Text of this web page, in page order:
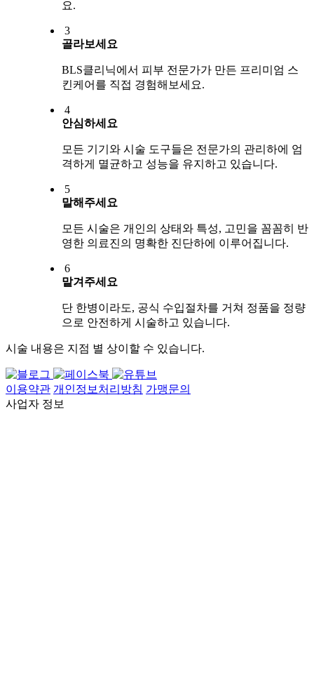
요.
3
골라보세요
BLS클리닉에서 피부 전문가가 만든 프리미엄 스
킨케어를 직접 경험해보세요.
4
안심하세요
모든 기기와 시술 도구들은 전문가의 관리하에 엄
격하게 멸균하고 성능을 유지하고 있습니다.
5
말해주세요
모든 시술은 개인의 상태와 특성, 고민을 꼼꼼히 반
영한 의료진의 명확한 진단하에 이루어집니다.
6
맡겨주세요
단 한병이라도, 공식 수입절차를 거쳐 정품을 정량
으로 안전하게 시술하고 있습니다.
시술 내용은 지점 별 상이할 수 있습니다.
이용약관 개인정보처리방침 가맹문의
사업자 정보